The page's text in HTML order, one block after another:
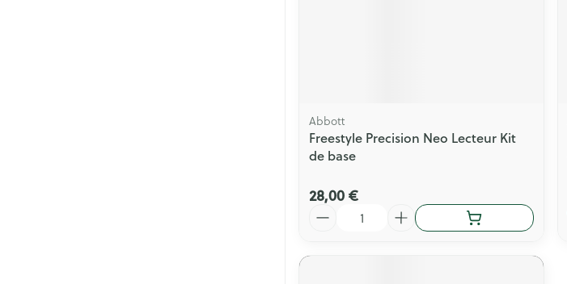
Abbott
Freestyle Precision Neo Lecteur Kit
de base
28,00 €
Quantité